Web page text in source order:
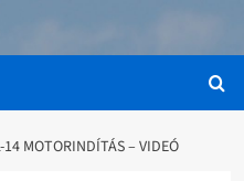
MOTORINDÍTÁS – VIDEÓ